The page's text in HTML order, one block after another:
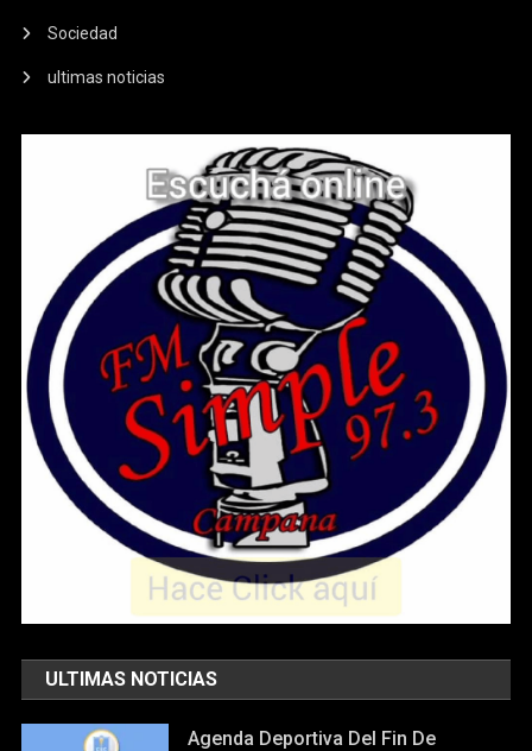
Sociedad
ultimas noticias
ULTIMAS NOTICIAS
Agenda Deportiva Del Fin De